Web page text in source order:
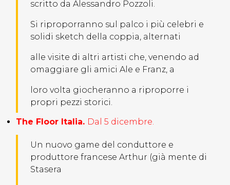
scritto da Alessandro Pozzoli.
Si riproporranno sul palco i più celebri e
solidi sketch della coppia, alternati
alle visite di altri artisti che, venendo ad
omaggiare gli amici Ale e Franz, a
loro volta giocheranno a riproporre i
propri pezzi storici.
The Floor Italia. Dal 5 dicembre.
Un nuovo game del conduttore e
produttore francese Arthur (già mente di
Stasera